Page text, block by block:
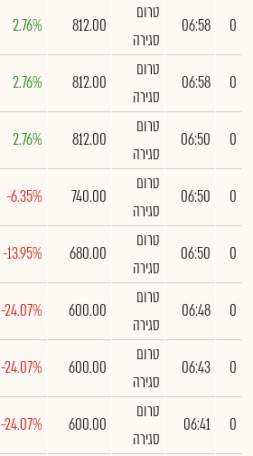
0
06:58
טרום
סגירה
812.00
2.76%
0
06:58
טרום
סגירה
812.00
2.76%
0
06:50
טרום
סגירה
812.00
2.76%
0
06:50
טרום
סגירה
740.00
-6.35%
0
06:50
טרום
סגירה
680.00
-13.95%
0
06:48
טרום
סגירה
600.00
-24.07%
0
06:43
טרום
סגירה
600.00
-24.07%
0
06:41
טרום
סגירה
600.00
-24.07%